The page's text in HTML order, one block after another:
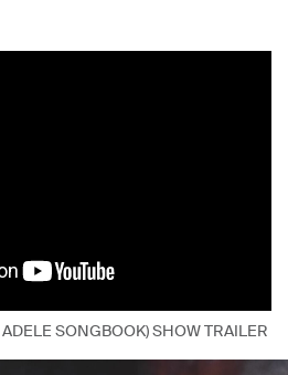
SONGBOOK) SHOW TRAILER